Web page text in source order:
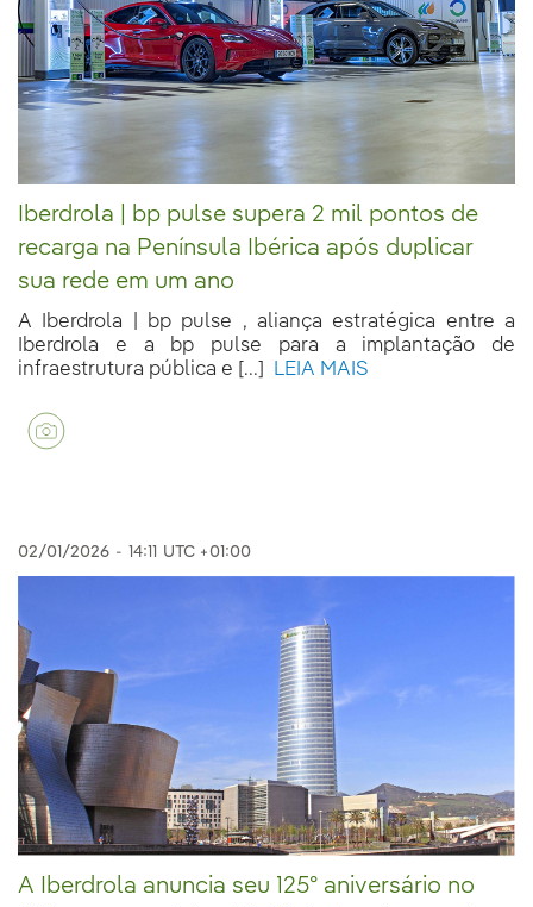
Iberdrola | bp pulse supera 2 mil pontos de
recarga na Península Ibérica após duplicar
sua rede em um ano
A Iberdrola | bp pulse , aliança estratégica entre a
Iberdrola e a bp pulse para a implantação de
infraestrutura pública e [...]
LEIA MAIS
02/01/2026 - 14:11 UTC +01:00
A Iberdrola anuncia seu 125º aniversário no